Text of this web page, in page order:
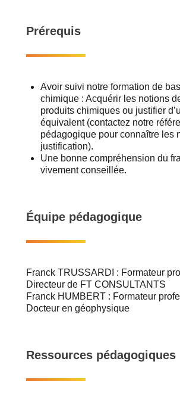
Prérequis
Avoir suivi notre formation de
chimique : Acquérir les notions
produits chimiques ou justifier
équivalent (contactez notre
pédagogique pour connaître les
justification).
Une bonne compréhension du
vivement conseillée.
Équipe pédagogique
Franck TRUSSARDI : Formateur
Directeur de FT CONSULTANTS
Franck HUMBERT : Formateur
Docteur en géophysique
Ressources pédagogiques